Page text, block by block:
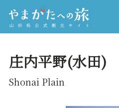
庄内平野(水田)
Shonai Plain